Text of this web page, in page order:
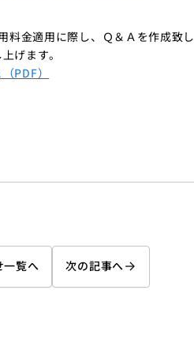
金適用に際し、Ｑ＆Ａを作成致し
げます。
PDF）
一覧へ 次の記事へ